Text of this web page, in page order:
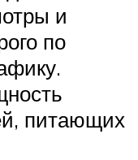
и
по
питающих